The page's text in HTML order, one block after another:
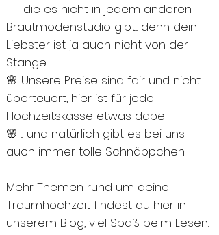
die es nicht in jedem anderen
Brautmodenstudio gibt... denn dein
Liebster ist ja auch nicht von der
Stange
🌸 Unsere Preise sind fair und nicht
überteuert, hier ist für jede
Hochzeitskasse etwas dabei
🌸 ... und natürlich gibt es bei uns
auch immer tolle Schnäppchen
Mehr Themen rund um deine
Traumhochzeit findest du hier in
unserem Blog, viel Spaß beim Lesen.